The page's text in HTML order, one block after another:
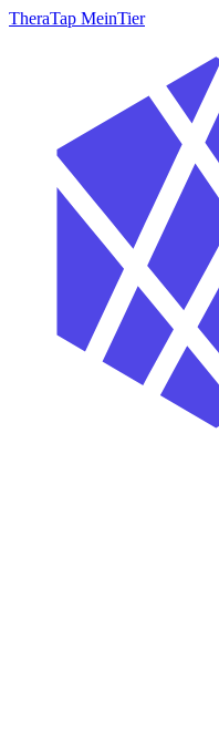
TheraTap MeinTier